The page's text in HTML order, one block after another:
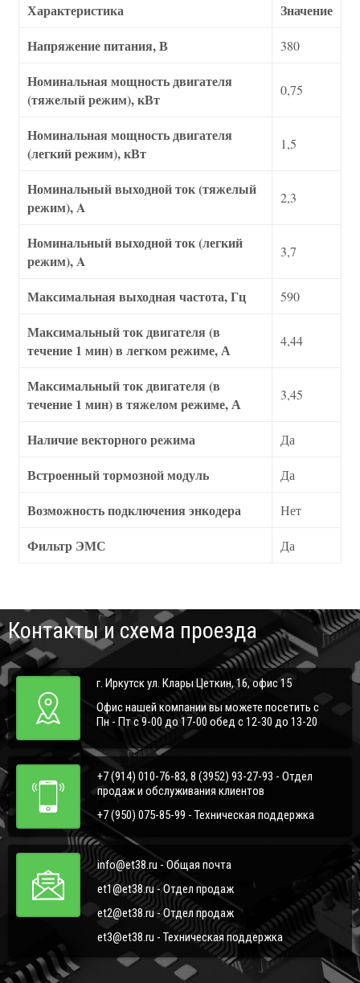
Характеристика
Значение
Напряжение питания, В
380
Номинальная мощность двигателя
(тяжелый режим), кВт
0,75
Номинальная мощность двигателя
(легкий режим), кВт
1,5
Номинальный выходной ток (тяжелый
режим), A
2,3
Номинальный выходной ток (легкий
режим), A
3,7
Максимальная выходная частота, Гц 590
Максимальный ток двигателя (в
течение 1 мин) в легком режиме, А
4,44
Максимальный ток двигателя (в
течение 1 мин) в тяжелом режиме, А
3,45
Наличие векторного режима Да
Встроенный тормозной модуль Да
Возможность подключения энкодера Нет
Фильтр ЭМС Да
Контакты и схема проезда
г. Иркутск ул. Клары Цеткин, 16, офис 15
Офис нашей компании вы можете посетить с
Пн - Пт с 9-00 до 17-00 обед с 12-30 до 13-20
+7 (914) 010-76-83, 8 (3952) 93-27-93 - Отдел
продаж и обслуживания клиентов
+7 (950) 075-85-99 - Техническая поддержка
info@et38.ru - Общая почта
et1@et38.ru - Отдел продаж
et2@et38.ru - Отдел продаж
et3@et38.ru - Техническая поддержка